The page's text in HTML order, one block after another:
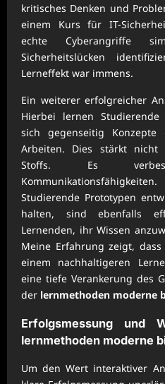
kritisches Denken und
einem Kurs für IT-
echte Cyberangriffe
Sicherheitslücken
Lerneffekt war immens.
Ein weiterer erfolgreicher
Hierbei lernen Studierende
sich gegenseitig Konzepte
Arbeiten. Dies stärkt nicht
Stoffs. Es
Studierende Prototypen
halten, sind ebenfalls
Lernenden, ihr Wissen
Meine Erfahrung zeigt,
einem nachhaltigeren
eine tiefe Verankerung des
der lernmethoden moderne
Erfolgsmessung und
lernmethoden moderne
Um den Wert interaktiver